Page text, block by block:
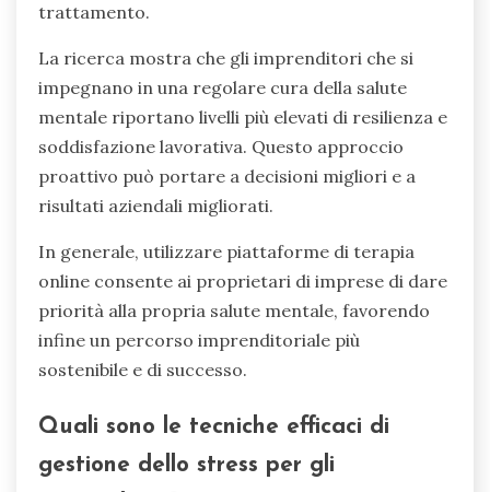
trattamento.
La ricerca mostra che gli imprenditori che si
impegnano in una regolare cura della salute
mentale riportano livelli più elevati di resilienza e
soddisfazione lavorativa. Questo approccio
proattivo può portare a decisioni migliori e a
risultati aziendali migliorati.
In generale, utilizzare piattaforme di terapia
online consente ai proprietari di imprese di dare
priorità alla propria salute mentale, favorendo
infine un percorso imprenditoriale più
sostenibile e di successo.
Quali sono le tecniche efficaci di
gestione dello stress per gli